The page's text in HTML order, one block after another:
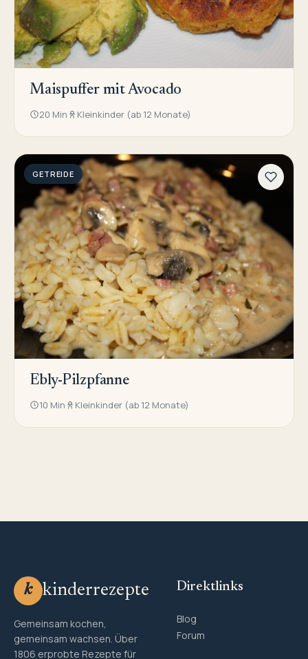
Maispuffer mit Avocado
20 Min Kleinkinder (ab 12 Monate)
GETREIDE
Ebly-Pilzpfanne
10 Min Kleinkinder (ab 12 Monate)
k kinderrezepte
Gemeinsam kochen,
gemeinsam wachsen. Über
1806 erprobte Rezepte für
Direktlinks
Blog
Forum